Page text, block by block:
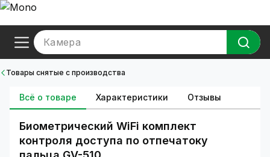
Камера
Товары снятые с производства
Всё о товаре Характеристики Отзывы
Биометрический WiFi комплект
контроля доступа по отпечатоку